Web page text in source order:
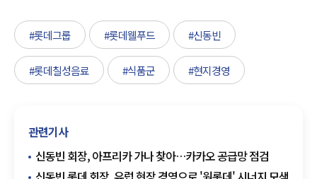
#롯데그룹 #롯데웰푸드 #신동빈
#롯데칠성음료 #식품군 #현지경영
관련기사
신동빈 회장, 아프리카 가나 찾아…카카오 공급망 점검